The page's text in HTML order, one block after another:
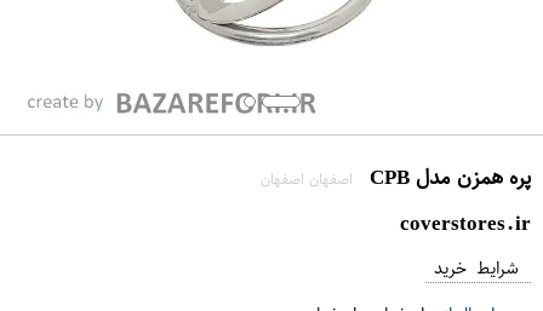
پره همزن مدل CPB اصفهان اصفهان
coverstores.ir
شرایط خرید